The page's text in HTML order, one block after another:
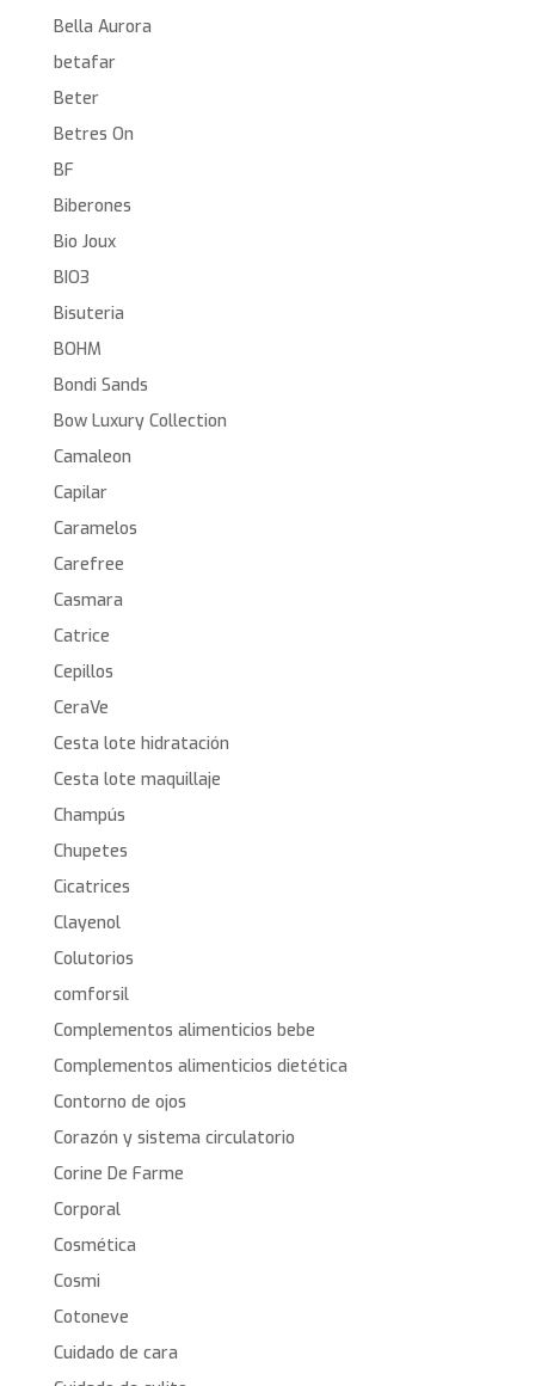
Bella Aurora
betafar
Beter
Betres On
BF
Biberones
Bio Joux
BIO3
Bisuteria
BOHM
Bondi Sands
Bow Luxury Collection
Camaleon
Capilar
Caramelos
Carefree
Casmara
Catrice
Cepillos
CeraVe
Cesta lote hidratación
Cesta lote maquillaje
Champús
Chupetes
Cicatrices
Clayenol
Colutorios
comforsil
Complementos alimenticios bebe
Complementos alimenticios dietética
Contorno de ojos
Corazón y sistema circulatorio
Corine De Farme
Corporal
Cosmética
Cosmi
Cotoneve
Cuidado de cara